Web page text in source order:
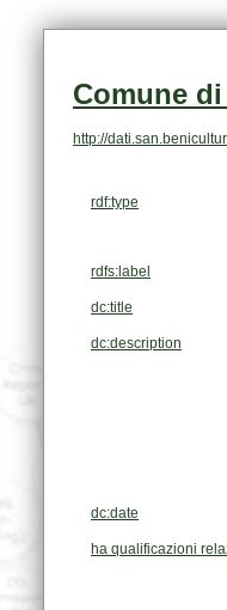
Comune
http://
rdf:type
rdfs:label
dc:title
dc:description
dc:date
ha qualificazioni